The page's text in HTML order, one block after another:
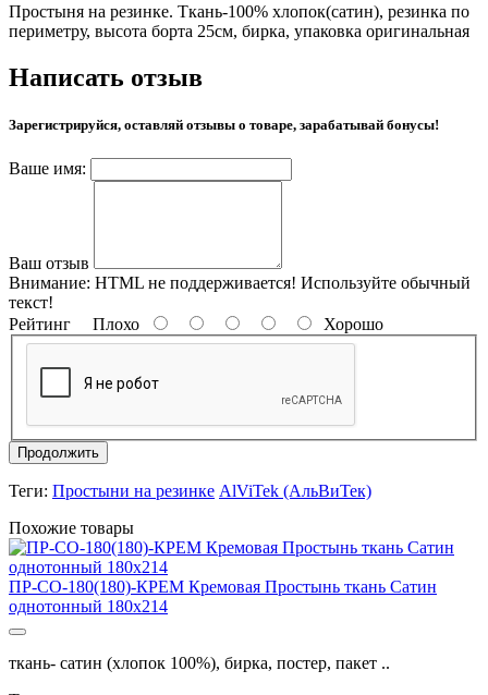
Простыня на резинке. Ткань-100% хлопок(сатин), резинка по
периметру, высота борта 25см, бирка, упаковка оригинальная
Написать отзыв
Зарегистрируйся, оставляй отзывы о товаре, зарабатывай бонусы!
Ваше имя:
Ваш отзыв
Внимание: HTML не поддерживается! Используйте обычный
текст!
Рейтинг Плохо Хорошо
Продолжить
Теги: Простыни на резинке AlViTek (АльВиТек)
Похожие товары
ПР-СО-180(180)-КРЕМ Кремовая Простынь ткань Сатин
однотонный 180х214
ткань- сатин (хлопок 100%), бирка, постер, пакет ..